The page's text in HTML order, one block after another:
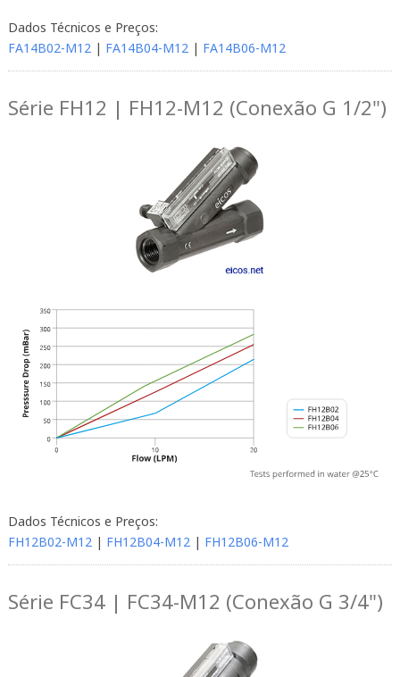
Dados Técnicos e Preços:
FA14B02-M12 | FA14B04-M12 | FA14B06-M12
Série FH12 | FH12-M12 (Conexão G 1/2")
Dados Técnicos e Preços:
FH12B02-M12| FH12B04-M12| FH12B06-M12
Série FC34 | FC34-M12 (Conexão G 3/4")